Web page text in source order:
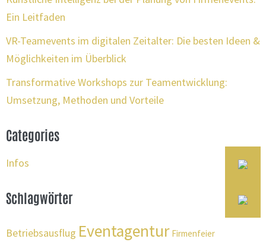
Ein Leitfaden
VR-Teamevents im digitalen Zeitalter: Die besten Ideen &
Möglichkeiten im Überblick
Transformative Workshops zur Teamentwicklung:
Umsetzung, Methoden und Vorteile
Categories
Infos
Schlagwörter
Betriebsausflug Eventagentur Firmenfeier